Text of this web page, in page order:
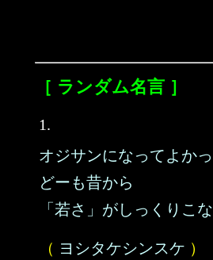
［ ランダム名言 ］
1.
オジサンになってよかっ
どーも昔から
「若さ」がしっくりこ
（ ヨシタケシンスケ ）